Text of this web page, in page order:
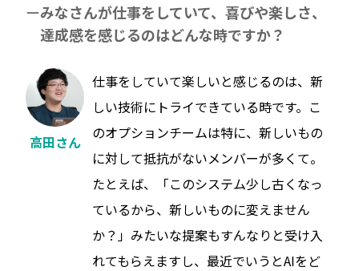
みなさんが仕事をしていて、喜びや楽しさ、
達成感を感じるのはどんな時ですか？
高田さん
仕事をしていて楽しいと感じるのは、新
しい技術にトライできている時です。こ
のオプションチームは特に、新しいもの
に対して抵抗がないメンバーが多くて。
たとえば、「このシステム少し古くなっ
ているから、新しいものに変えません
か？」みたいな提案もすんなりと受け入
れてもらえますし、最近でいうとAIをど